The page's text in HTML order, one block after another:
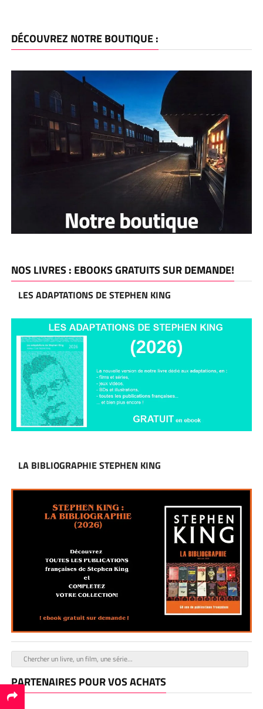
DÉCOUVREZ NOTRE BOUTIQUE :
NOS LIVRES : EBOOKS GRATUITS SUR DEMANDE!
LES ADAPTATIONS DE STEPHEN KING
LA BIBLIOGRAPHIE STEPHEN KING
PARTENAIRES POUR VOS ACHATS